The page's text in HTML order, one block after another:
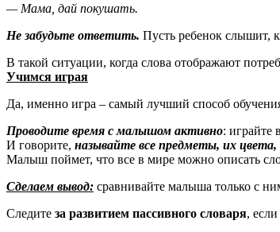
— Мама, дай покушать.
Не забудьте ответить. Пусть ребенок слышит,
В такой ситуации, когда слова отображают
Учимся играя
Да, именно игра – самый лучший способ
Проводите время с малышом активно: играйте
И говорите, называйте все предметы, их цвета,
Малыш поймет, что все в мире можно описать
Сделаем вывод: сравнивайте малыша только с
Следите за развитием пассивного словаря,